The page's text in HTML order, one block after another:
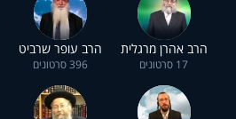
הרב אהרן מרגלית
17 סרטונים
הרב עופר שרביט
396 סרטונים